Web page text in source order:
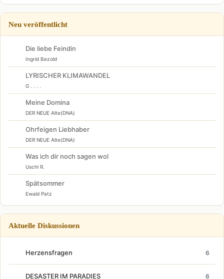
Neu veröffentlicht
Die liebe Feindin
Ingrid Bezold
LYRISCHER KLIMAWANDEL
G . . . .
Meine Domina
DER NEUE Alte(DNA)
Ohrfeigen Liebhaber
DER NEUE Alte(DNA)
Was ich dir noch sagen wol
Uschi R.
Spätsommer
Ewald Patz
Aktuelle Diskussionen
Herzensfragen 6
DESASTER IM PARADIES 6